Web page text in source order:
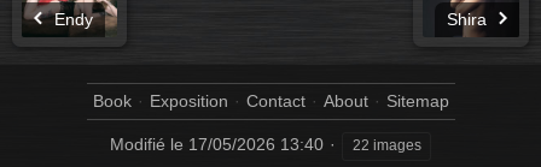
Endy Shira
Book Exposition Contact About Sitemap
Modifié le 17/05/2026 13:40 22 images